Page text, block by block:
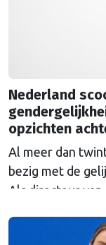
Nederland
opzichten
Al meer dan
bezig met de
Als directeur
ook nieuwe